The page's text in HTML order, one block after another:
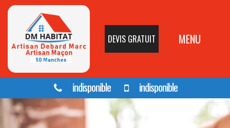
DEVIS GRATUIT MENU
indisponible indisponible